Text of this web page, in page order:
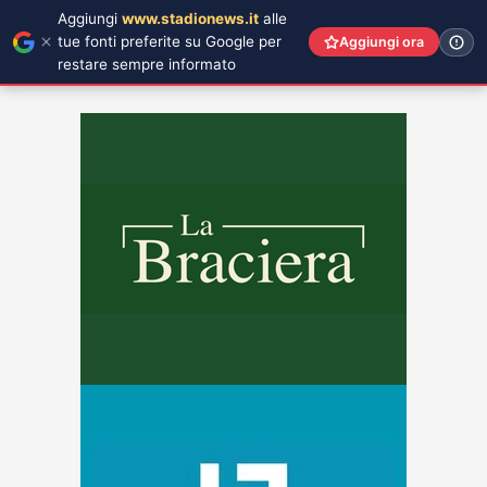
Aggiungi www.stadionews.it alle
tue fonti preferite su Google per
restare sempre informato
Aggiungi ora